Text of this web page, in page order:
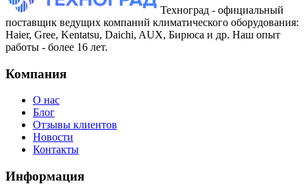
Техноград - официальный
поставщик ведущих компаний климатического оборудования:
Haier, Gree, Kentatsu, Daichi, AUX, Бирюса и др. Наш опыт
работы - более 16 лет.
Компания
О нас
Блог
Отзывы клиентов
Новости
Контакты
Информация